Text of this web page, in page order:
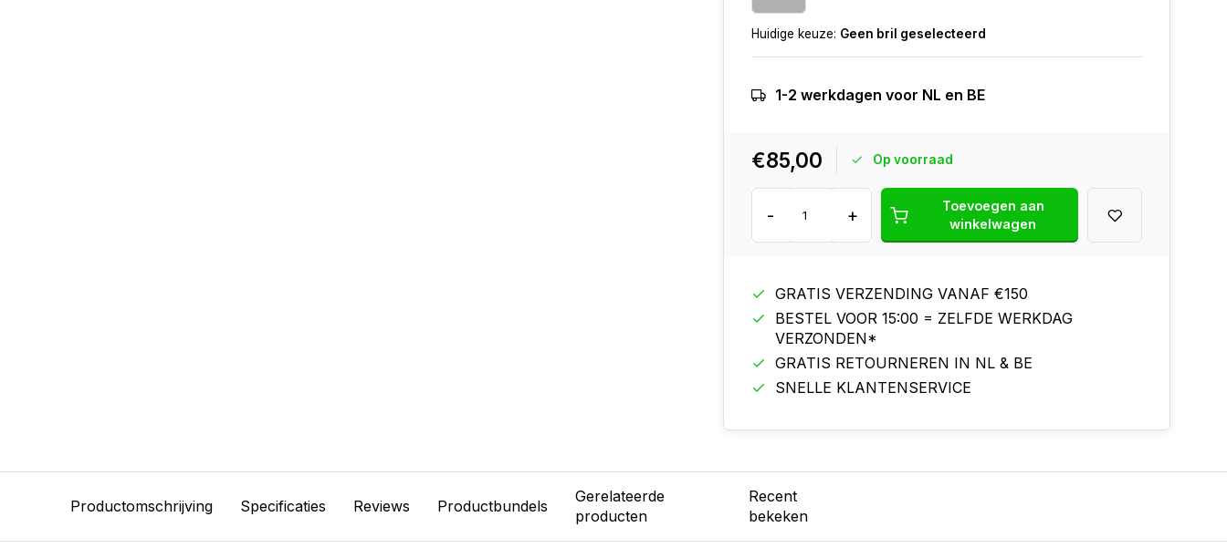
Huidige keuze: Geen bril geselecteerd
1-2 werkdagen voor NL en BE
€85,00 Op voorraad
- +
Toevoegen aan
winkelwagen
GRATIS VERZENDING VANAF €150
BESTEL VOOR 15:00 = ZELFDE WERKDAG
VERZONDEN*
GRATIS RETOURNEREN IN NL & BE
SNELLE KLANTENSERVICE
Productomschrijving Specificaties Reviews Productbundels
Gerelateerde
producten
Recent
bekeken